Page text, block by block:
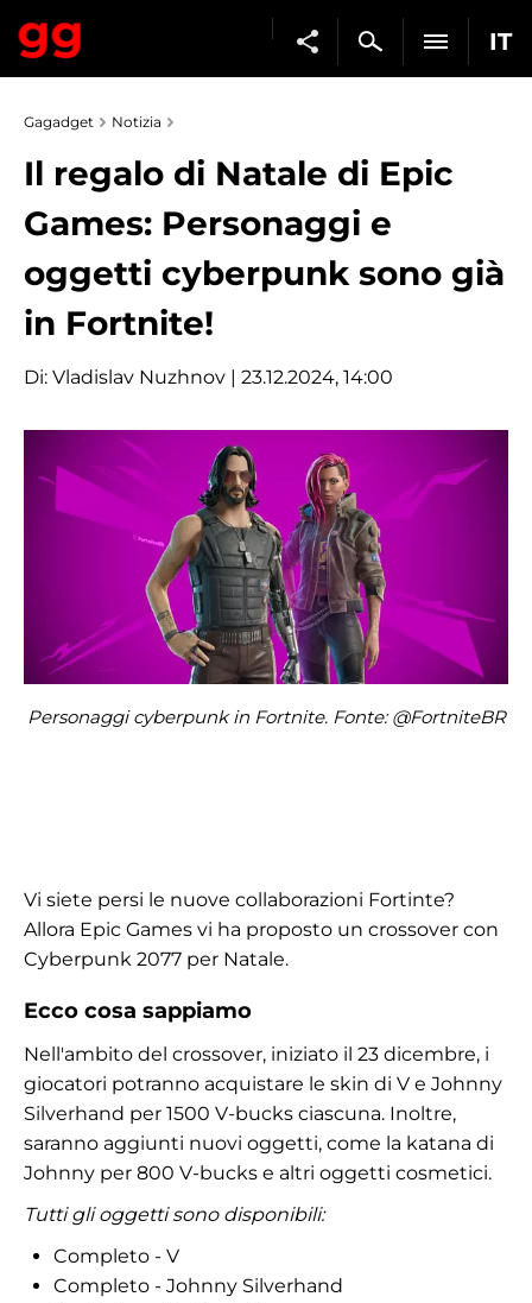
IT
Gagadget Notizia
Il regalo di Natale di Epic
Games: Personaggi e
oggetti cyberpunk sono già
in Fortnite!
Di: Vladislav Nuzhnov | 23.12.2024, 14:00
Personaggi cyberpunk in Fortnite. Fonte: @FortniteBR
Vi siete persi le nuove collaborazioni Fortinte?
Allora Epic Games vi ha proposto un crossover con
Cyberpunk 2077 per Natale.
Ecco cosa sappiamo
Nell'ambito del crossover, iniziato il 23 dicembre, i
giocatori potranno acquistare le skin di V e Johnny
Silverhand per 1500 V-bucks ciascuna. Inoltre,
saranno aggiunti nuovi oggetti, come la katana di
Johnny per 800 V-bucks e altri oggetti cosmetici.
Tutti gli oggetti sono disponibili:
Completo - V
Completo - Johnny Silverhand